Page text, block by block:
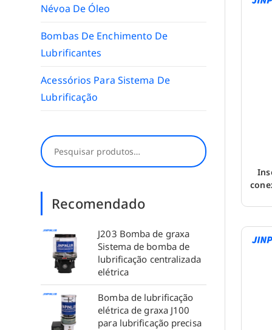
Névoa De Óleo
Bombas De Enchimento De
Lubrificantes
Acessórios Para Sistema De
Lubrificação
Procurar
Recomendado
J203 Bomba de graxa
Sistema de bomba de
lubrificação centralizada
elétrica
Bomba de lubrificação
elétrica de graxa J100
para lubrificação precisa